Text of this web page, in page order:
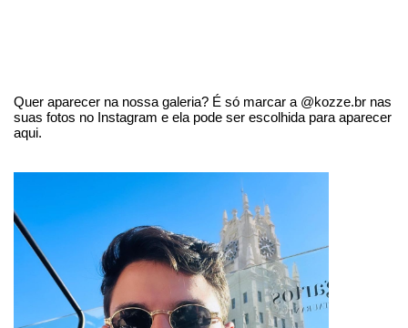
Quer aparecer na nossa galeria? É só marcar a @kozze.br nas
suas fotos no Instagram e ela pode ser escolhida para aparecer
aqui.